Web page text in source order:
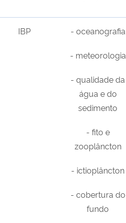
IBP - oceanografia
- meteorologia
- qualidade da
água e do
sedimento
- fito e
zooplâncton
- ictioplâncton
- cobertura do
fundo